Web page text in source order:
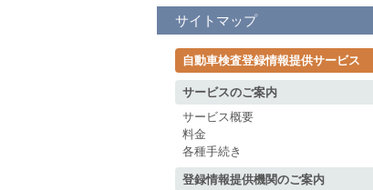
サイトマップ
自動車検査登録情報提供サービス
サービスのご案内
サービス概要
料金
各種手続き
登録情報提供機関のご案内